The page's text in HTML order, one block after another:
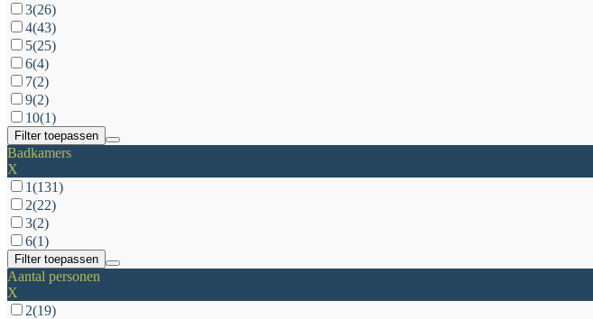
3(26)
4(43)
5(25)
6(4)
7(2)
9(2)
10(1)
Filter toepassen
Badkamers
X
1(131)
2(22)
3(2)
6(1)
Filter toepassen
Aantal personen
X
2(19)